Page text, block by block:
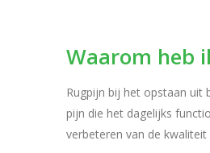
Waarom heb
Rugpijn bij het opstaan uit
pijn die het dagelijks
verbeteren van de kwaliteit